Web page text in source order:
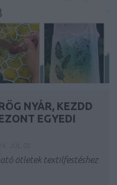
NYÁR, KEZDD
EGYEDI
JÚL 02.
ötletek textilfestéshez